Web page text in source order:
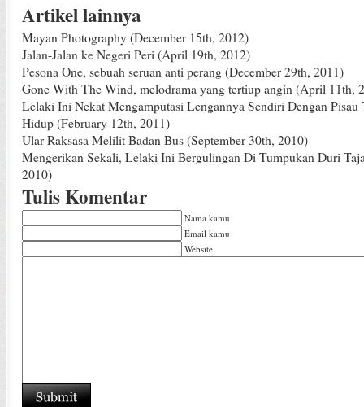
Artikel lainnya
Mayan Photography(December 15th, 2012)
Jalan-Jalan ke Negeri Peri (April 19th, 2012)
Pesona One, sebuah seruan anti perang(December 29th, 2011)
Gone With The Wind, melodrama yang tertiup angin (April 11th,
Lelaki Ini Nekat Mengamputasi Lengannya Sendiri Dengan Pisau
Hidup(February 12th, 2011)
Ular Raksasa Melilit Badan Bus(September 30th, 2010)
Mengerikan Sekali, Lelaki Ini Bergulingan Di Tumpukan Duri
2010)
Tulis Komentar
Nama kamu
Email kamu
Website